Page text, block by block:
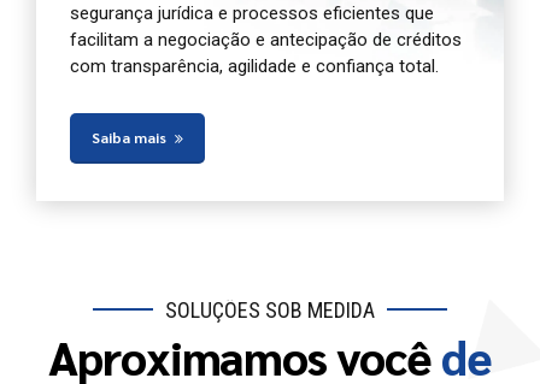
segurança jurídica e processos eficientes que
facilitam a negociação e antecipação de créditos
com transparência, agilidade e confiança total.
Saiba mais
SOLUÇÕES SOB MEDIDA
Aproximamos vocêde